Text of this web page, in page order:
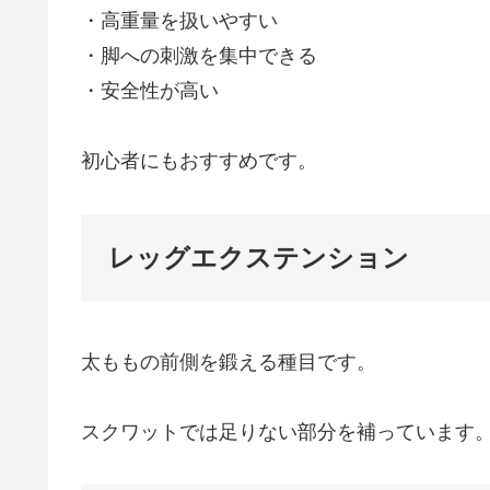
・高重量を扱いやすい
・脚への刺激を集中できる
・安全性が高い
初心者にもおすすめです。
レッグエクステンション
太ももの前側を鍛える種目です。
スクワットでは足りない部分を補っています